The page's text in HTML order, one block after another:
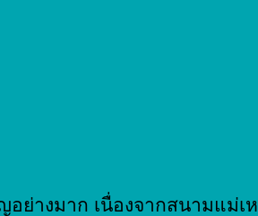
อย่างมาก เนื่องจากสนามแ